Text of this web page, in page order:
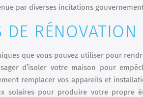
par diverses incitations
RÉNOVATION
que vous pouvez utiliser pour
d’isoler votre maison pour
remplacer vos appareils et
solaires pour produire votre propre